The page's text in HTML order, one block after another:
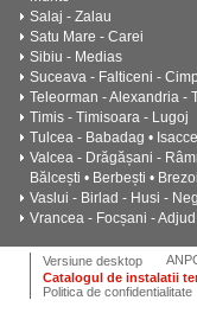
Salaj - Zalau
Satu Mare - Carei
Sibiu - Medias
Suceava - Falticeni -
Teleorman - Alexandria -
Timis - Timisoara - Lugoj
Tulcea - Babadag •
Valcea - Drăgășani -
Bălcești • Berbești •
Vaslui - Birlad - Husi -
Vrancea - Focșani -
Versiune desktop
Catalogul de instalatii
Politica de confidentialitate